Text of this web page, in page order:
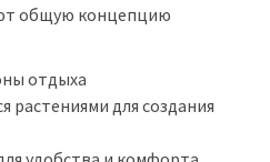
общую концепцию
отдыха
для создания